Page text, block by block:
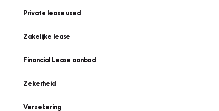
Private lease used
Zakelijke lease
Financial Lease aanbod
Zekerheid
Verzekering